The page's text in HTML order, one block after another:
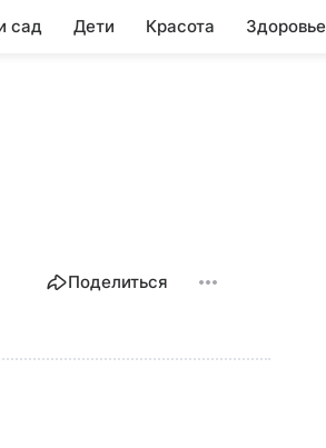
сад Дети Красота Здоровье
Поделиться